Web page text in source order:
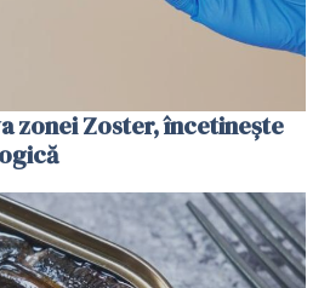
zonei Zoster, încetinește